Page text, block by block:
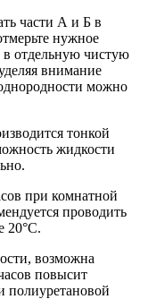
части А и Б в
нужное
в отдельную чистую
внимание
можно
тонкой
жидкости
при комнатной
проводить
20°C.
возможна
повысит
полиуретановой